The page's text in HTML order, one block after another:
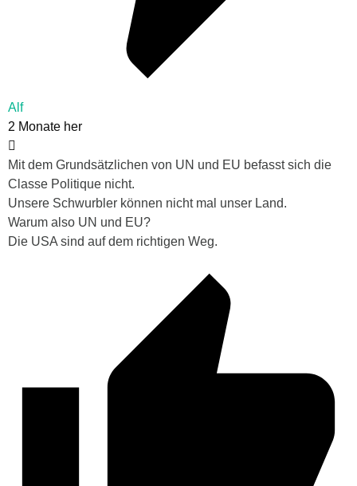
Alf
2 Monate her
Mit dem Grundsätzlichen von UN und EU befasst sich die
Classe Politique nicht.
Unsere Schwurbler können nicht mal unser Land.
Warum also UN und EU?
Die USA sind auf dem richtigen Weg.